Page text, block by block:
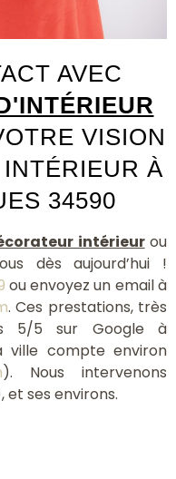
AVEC
VISION
À
34590
intérieurou
dès aujourd’hui !
ou envoyez un email à
. Ces prestations, très
5/5 sur Google à
ville compte environ
). Nous intervenons
et ses environs.